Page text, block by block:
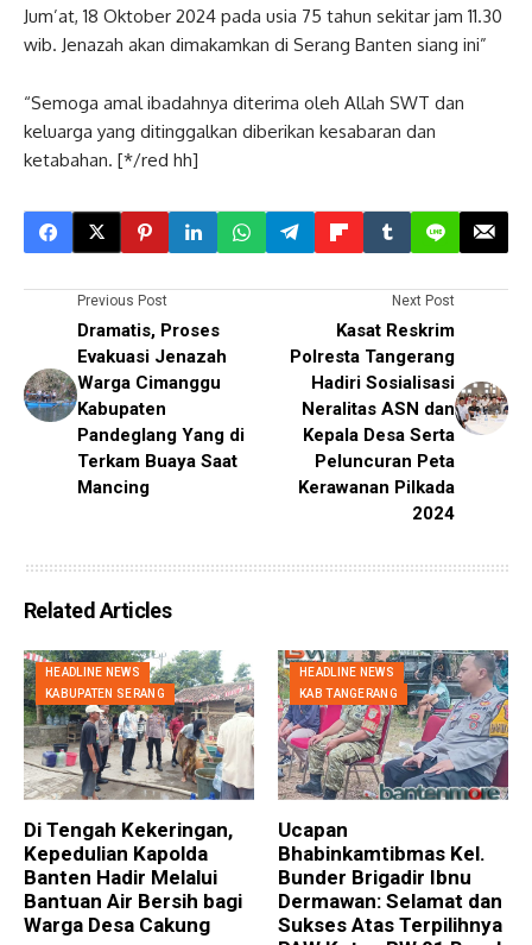
Jum’at, 18 Oktober 2024 pada usia 75 tahun sekitar jam 11.30
wib. Jenazah akan dimakamkan di Serang Banten siang ini”
“Semoga amal ibadahnya diterima oleh Allah SWT dan
keluarga yang ditinggalkan diberikan kesabaran dan
ketabahan. [*/red hh]
Previous Post
Dramatis, Proses
Evakuasi Jenazah
Warga Cimanggu
Kabupaten
Pandeglang Yang di
Terkam Buaya Saat
Mancing
Next Post
Kasat Reskrim
Polresta Tangerang
Hadiri Sosialisasi
Neralitas ASN dan
Kepala Desa Serta
Peluncuran Peta
Kerawanan Pilkada
2024
Related Articles
HEADLINE NEWS
KABUPATEN SERANG
Di Tengah Kekeringan,
Kepedulian Kapolda
Banten Hadir Melalui
Bantuan Air Bersih bagi
Warga Desa Cakung
HEADLINE NEWS
KAB TANGERANG
Ucapan
Bhabinkamtibmas Kel.
Bunder Brigadir Ibnu
Dermawan: Selamat dan
Sukses Atas Terpilihnya